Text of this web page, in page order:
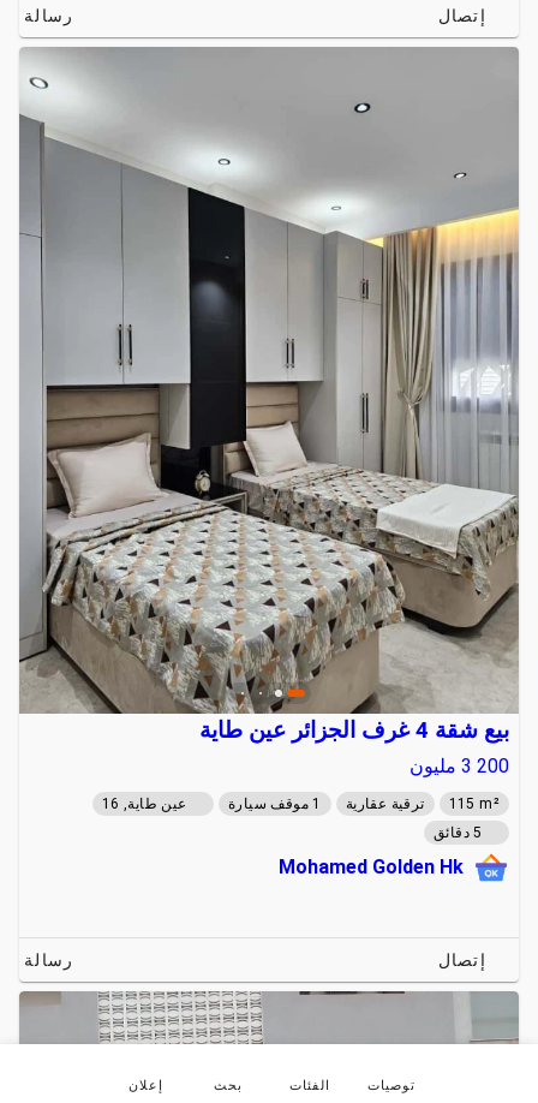
إتصال رسالة
بيع شقة 4 غرف الجزائر عين طاية
3 200 مليون
115 m² ترقية عقارية 1 موقف سيارة
عين طاية, 16
5 دقائق
Mohamed Golden Hk
إتصال رسالة
توصيات الفئات بحث إعلان